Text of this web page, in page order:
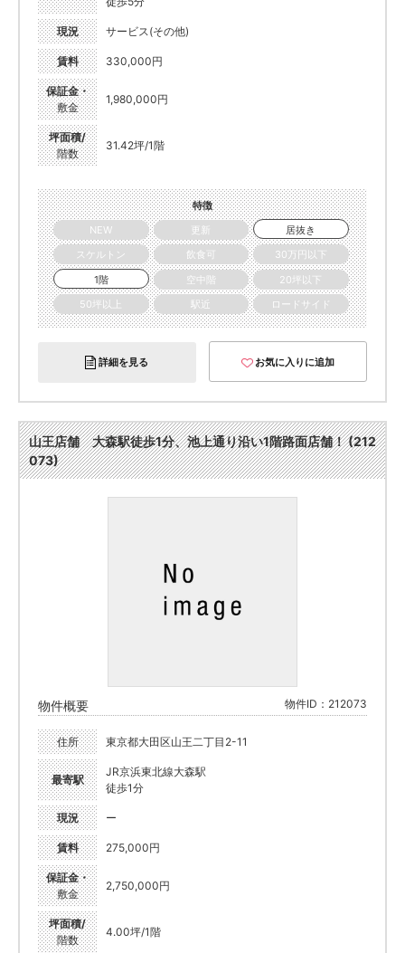
現況 サービス(その他)
賃料 330,000円
保証金・
敷金
1,980,000円
坪面積/
階数
31.42坪/1階
特徴
NEW
更新
居抜き
スケルトン
飲食可
30万円以下
1階
空中階
20坪以下
50坪以上
駅近 ロードサイド
詳細を見る お気に入りに追加
山王店舗 大森駅徒歩1分、池上通り沿い1階路面店舗！ (212
073)
物件概要 物件ID：212073
住所 東京都大田区山王二丁目2-11
最寄駅
JR京浜東北線大森駅
徒歩1分
現況 ー
賃料 275,000円
保証金・
敷金
2,750,000円
坪面積/
階数
4.00坪/1階